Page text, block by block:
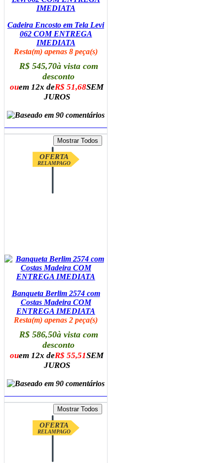
Cadeira Encosto em Tela Levi
062 COM ENTREGA
IMEDIATA
Resta(m) apenas 8 peça(s)
R$ 545,70à vista com
desconto
ouem 12x deR$ 51,68SEM
JUROS
OFERTA
RELAMPAGO
Banqueta Berlim 2574 com
Costas Madeira COM
ENTREGA IMEDIATA
Resta(m) apenas 2 peça(s)
R$ 586,50à vista com
desconto
ouem 12x deR$ 55,51SEM
JUROS
OFERTA
RELAMPAGO